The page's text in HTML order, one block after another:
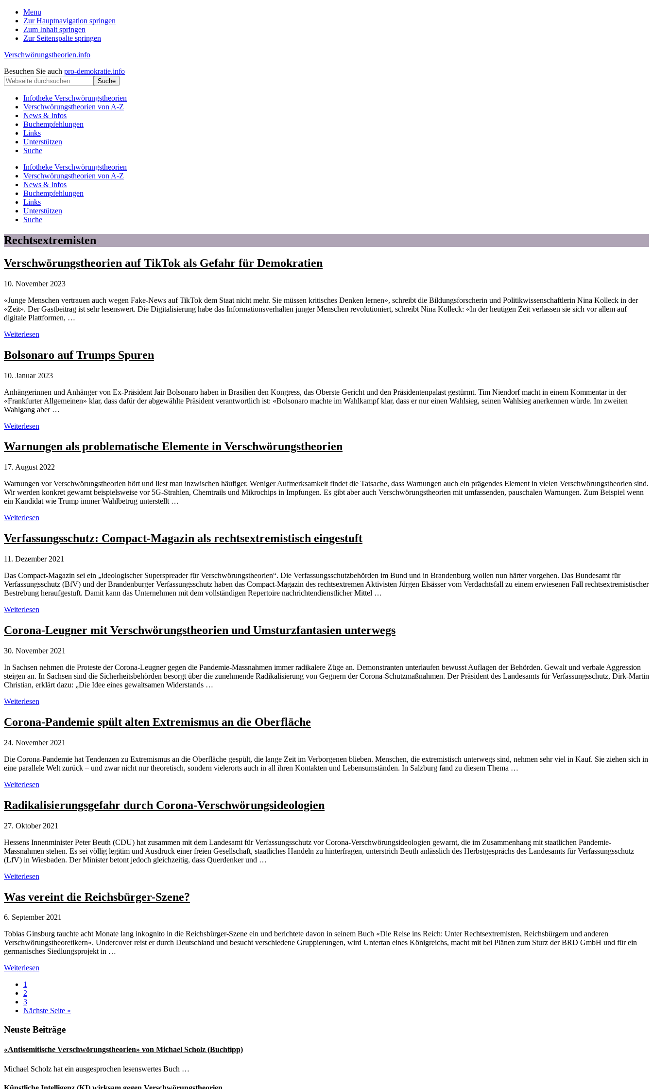
Menu
Zur Hauptnavigation springen
Zum Inhalt springen
Zur Seitenspalte springen
Verschwörungstheorien.info
Beiträge
zu
Merkmalen,
Funktionen
Risiken
konspirationistischen
Denkens
Kopfzeile
rechts
Besuchen Sie auch pro-demokratie.info
Webseite
durchsuchen
Infotheke Verschwörungstheorien
Verschwörungstheorien von A-Z
News & Infos
Buchempfehlungen
Links
Unterstützen
Suche
Infotheke Verschwörungstheorien
Verschwörungstheorien von A-Z
News & Infos
Buchempfehlungen
Links
Unterstützen
Suche
Rechtsextremisten
Verschwörungstheorien auf TikTok als Gefahr für Demokratien
10. November 2023
«Junge Menschen vertrauen auch wegen Fake-News auf TikTok dem Staat nicht mehr. Sie müssen kritisches Denken lernen», schreibt die Bildungsforscherin und Politikwissenschaftlerin Nina Kolleck in der
«Zeit». Der Gastbeitrag ist sehr lesenswert. Die Digitalisierung habe das Informationsverhalten junger Menschen revolutioniert, schreibt Nina Kolleck: «In der heutigen Zeit verlassen sie sich vor allem auf
digitale Plattformen, …
Verschwörungstheorien
TikTok
als
für
Weiterlesen
Bolsonaro auf Trumps Spuren
10. Januar 2023
Anhängerinnen und Anhänger von Ex-Präsident Jair Bolsonaro haben in Brasilien den Kongress, das Oberste Gericht und den Präsidentenpalast gestürmt. Tim Niendorf macht in einem Kommentar in der
«Frankfurter Allgemeinen» klar, dass dafür der abgewählte Präsident verantwortlich ist: «Bolsonaro machte im Wahlkampf klar, dass er nur einen Wahlsieg, seinen Wahlsieg anerkennen würde. Im zweiten
Wahlgang aber …
Bolsonaro
Trumps
Spuren
Weiterlesen
Warnungen als problematische Elemente in Verschwörungstheorien
17. August 2022
Warnungen vor Verschwörungstheorien hört und liest man inzwischen häufiger. Weniger Aufmerksamkeit findet die Tatsache, dass Warnungen auch ein prägendes Element in vielen Verschwörungstheorien sind.
Wir werden konkret gewarnt beispielsweise vor 5G-Strahlen, Chemtrails und Mikrochips in Impfungen. Es gibt aber auch Verschwörungstheorien mit umfassenden, pauschalen Warnungen. Zum Beispiel wenn
ein Kandidat wie Trump immer Wahlbetrug unterstellt …
Warnungen
problematische
Elemente
Verschwörungstheorien
Weiterlesen
Verfassungsschutz: Compact-Magazin als rechtsextremistisch eingestuft
11. Dezember 2021
Das Compact-Magazin sei ein „ideologischer Superspreader für Verschwörungstheorien“. Die Verfassungsschutzbehörden im Bund und in Brandenburg wollen nun härter vorgehen. Das Bundesamt für
Verfassungsschutz (BfV) und der Brandenburger Verfassungsschutz haben das Compact-Magazin des rechtsextremen Aktivisten Jürgen Elsässer vom Verdachtsfall zu einem erwiesenen Fall rechtsextremistischer
Bestrebung heraufgestuft. Damit kann das Unternehmen mit dem vollständigen Repertoire nachrichtendienstlicher Mittel …
Verfassungsschutz:
Magazin
als
eingestuft
Weiterlesen
Corona-Leugner mit Verschwörungstheorien und Umsturzfantasien unterwegs
30. November 2021
In Sachsen nehmen die Proteste der Corona-Leugner gegen die Pandemie-Massnahmen immer radikalere Züge an. Demonstranten unterlaufen bewusst Auflagen der Behörden. Gewalt und verbale Aggression
steigen an. In Sachsen sind die Sicherheitsbehörden besorgt über die zunehmende Radikalisierung von Gegnern der Corona-Schutzmaßnahmen. Der Präsident des Landesamts für Verfassungsschutz, Dirk-Martin
Christian, erklärt dazu: „Die Idee eines gewaltsamen Widerstands …
Corona-
mit
Verschwörungstheorien
Umsturzfantasien
Weiterlesen
Corona-Pandemie spült alten Extremismus an die Oberfläche
24. November 2021
Die Corona-Pandemie hat Tendenzen zu Extremismus an die Oberfläche gespült, die lange Zeit im Verborgenen blieben. Menschen, die extremistisch unterwegs sind, nehmen sehr viel in Kauf. Sie ziehen sich in
eine parallele Welt zurück – und zwar nicht nur theoretisch, sondern vielerorts auch in all ihren Kontakten und Lebensumständen. In Salzburg fand zu diesem Thema …
Corona-
spült
alten
an
Oberfläche
Weiterlesen
Radikalisierungsgefahr durch Corona-Verschwörungsideologien
27. Oktober 2021
Hessens Innenminister Peter Beuth (CDU) hat zusammen mit dem Landesamt für Verfassungsschutz vor Corona-Verschwörungsideologien gewarnt, die im Zusammenhang mit staatlichen Pandemie-
Massnahmen stehen. Es sei völlig legitim und Ausdruck einer freien Gesellschaft, staatliches Handeln zu hinterfragen, unterstrich Beuth anlässlich des Herbstgesprächs des Landesamts für Verfassungsschutz
(LfV) in Wiesbaden. Der Minister betont jedoch gleichzeitig, dass Querdenker und …
Radikalisierungsgefahr
Corona-
Verschwörungsideologien
Weiterlesen
Was vereint die Reichsbürger-Szene?
6. September 2021
Tobias Ginsburg tauchte acht Monate lang inkognito in die Reichsbürger-Szene ein und berichtete davon in seinem Buch «Die Reise ins Reich: Unter Rechtsextremisten, Reichsbürgern und anderen
Verschwörungstheoretikern». Undercover reist er durch Deutschland und besucht verschiedene Gruppierungen, wird Untertan eines Königreichs, macht mit bei Plänen zum Sturz der BRD GmbH und für ein
germanisches Siedlungsprojekt in …
Was
Reichsbürger-
Szene?
Weiterlesen
Seite
1
Seite
2
Seite
3
Nächste Seite aufrufen
»
Seitenspalte
Neuste Beiträge
«Antisemitische Verschwörungstheorien» von Michael Scholz (Buchtipp)
Michael Scholz hat ein ausgesprochen lesenswertes Buch …